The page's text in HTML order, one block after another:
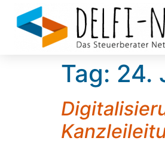
Tag: 24.